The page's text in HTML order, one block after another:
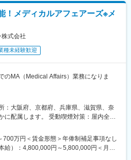
社の社員を派遣しています。医療機器は
ルが異なりますが、同社では転職せずに
、自身に合った営業スタイルを探ること
では全国転勤ではなく地方単位内での転
ロモーション
よっては、選考保留（ご紹介できるプロジ
となる場合もございますのであらかじめ
いします※
：
エリアを跨いでの転勤はないため、転勤
す。
たPJ相談などが可能です。定期的な面談
じたプロジェクトを提示するなどフレキ
！メディカルアフェアーズ※メ
式会社
種未経験歓迎
のMA（Medical Affairs）業務になりま
た企画立案
との協働
に週3日程度出社いただく必要があります
のための宿泊出張があります（頻度は少
：大阪府、京都府、兵庫県、滋賀県、奈
受動喫煙対策：屋内全面
700万円＜賃金形態＞年俸制補足事項なし
給）：4,800,000円～5,800,000円＜月額